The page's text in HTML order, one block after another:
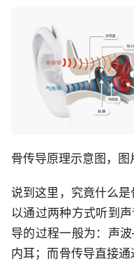
骨传导原理示意图，
说到这里，究竟什么
以通过两种方式听到
导的过程一般为：
内耳；而骨传导直接